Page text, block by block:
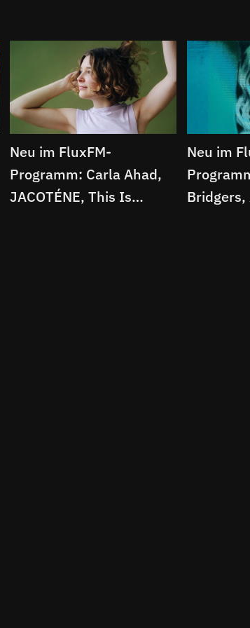
Neu im FluxFM-
Programm: Carla Ahad,
JACOTÉNE, This Is
Neu im
Bridgers,